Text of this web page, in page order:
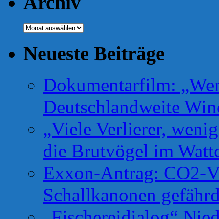
Archiv
Neueste Beiträge
Dokumentarfilm:
Deutschlandweite
„Viele Verlierer,
die Brutvögel im
Exxon-Antrag: CO2-
Schallkanonen